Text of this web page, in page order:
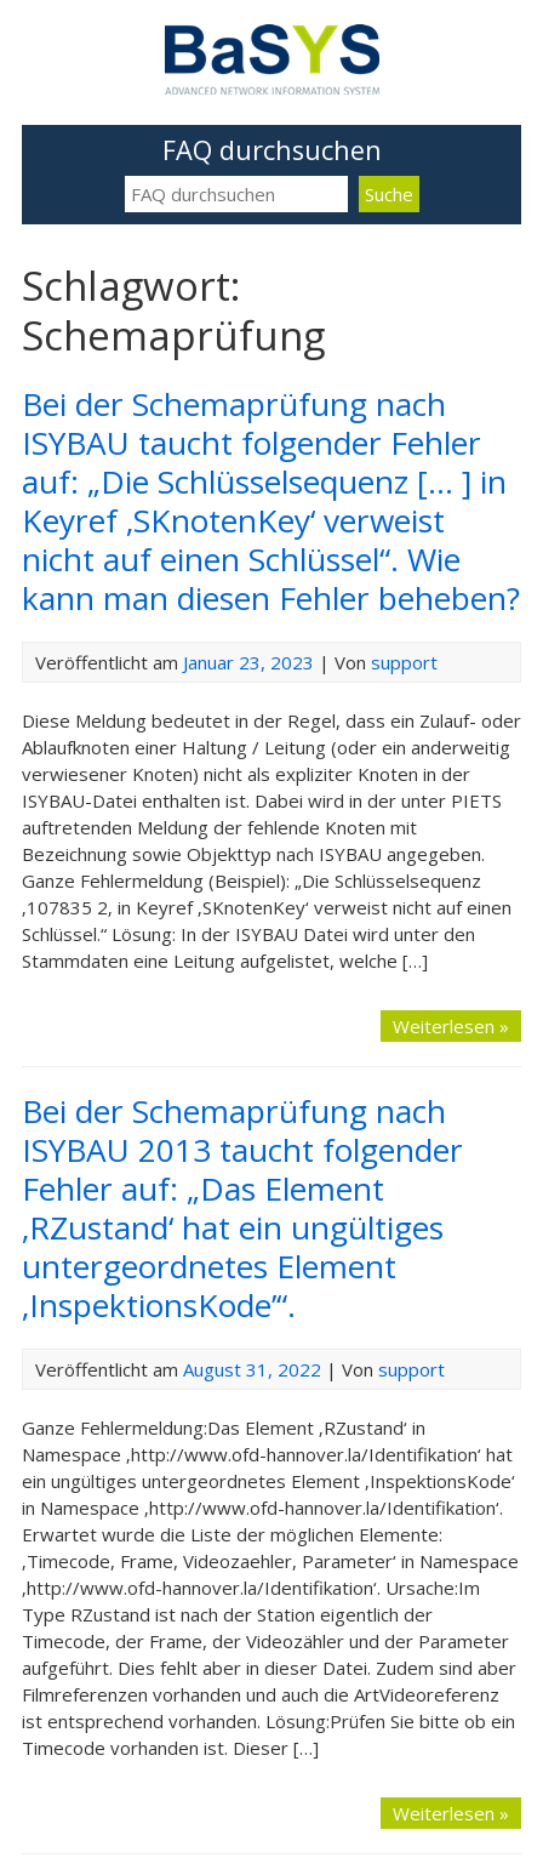
FAQ durchsuchen
Schlagwort:
Schemaprüfung
Bei der Schemaprüfung nach
ISYBAU taucht folgender Fehler
auf: „Die Schlüsselsequenz [… ] in
Keyref ‚SKnotenKey‘ verweist
nicht auf einen Schlüssel“. Wie
kann man diesen Fehler beheben?
Veröffentlicht am Januar 23, 2023 | Von support
Diese Meldung bedeutet in der Regel, dass ein Zulauf- oder
Ablaufknoten einer Haltung / Leitung (oder ein anderweitig
verwiesener Knoten) nicht als expliziter Knoten in der
ISYBAU-Datei enthalten ist. Dabei wird in der unter PIETS
auftretenden Meldung der fehlende Knoten mit
Bezeichnung sowie Objekttyp nach ISYBAU angegeben.
Ganze Fehlermeldung (Beispiel): „Die Schlüsselsequenz
‚107835 2‚ in Keyref ‚SKnotenKey‘ verweist nicht auf einen
Schlüssel.“ Lösung: In der ISYBAU Datei wird unter den
Stammdaten eine Leitung aufgelistet, welche […]
Weiterlesen »
Bei der Schemaprüfung nach
ISYBAU 2013 taucht folgender
Fehler auf: „Das Element
‚RZustand‘ hat ein ungültiges
untergeordnetes Element
‚InspektionsKode’“.
Veröffentlicht am August 31, 2022 | Von support
Ganze Fehlermeldung:Das Element ‚RZustand‘ in
Namespace ‚http://www.ofd-hannover.la/Identifikation‘ hat
ein ungültiges untergeordnetes Element ‚InspektionsKode‘
in Namespace ‚http://www.ofd-hannover.la/Identifikation‘.
Erwartet wurde die Liste der möglichen Elemente:
‚Timecode, Frame, Videozaehler, Parameter‘ in Namespace
‚http://www.ofd-hannover.la/Identifikation‘. Ursache:Im
Type RZustand ist nach der Station eigentlich der
Timecode, der Frame, der Videozähler und der Parameter
aufgeführt. Dies fehlt aber in dieser Datei. Zudem sind aber
Filmreferenzen vorhanden und auch die ArtVideoreferenz
ist entsprechend vorhanden. Lösung:Prüfen Sie bitte ob ein
Timecode vorhanden ist. Dieser […]
Weiterlesen »